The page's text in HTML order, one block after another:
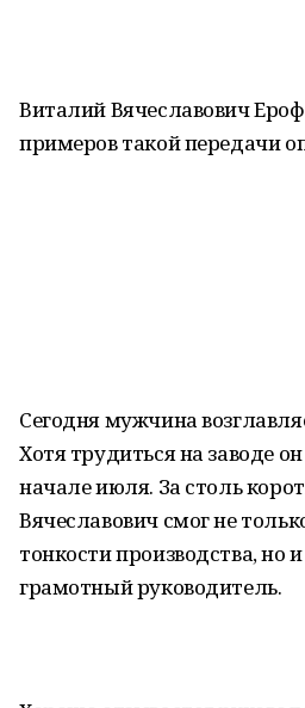
Виталий Вячеславович
примеров такой передачи
Сегодня мужчина
Хотя трудиться на заводе
начале июля. За столь
Вячеславович смог не
тонкости производства, но
грамотный руководитель.